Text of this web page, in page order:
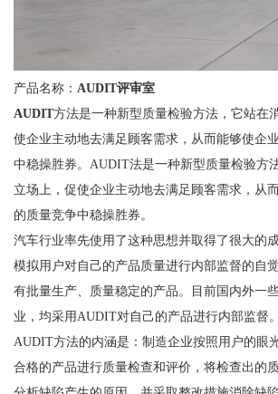
产品名称： AUDIT评审室
AUDIT方法是一种新型质量检验方法，它站在
使企业主动地去满足顾客需求，从而能够使企
中稳操胜券。AUDIT法是一种新型质量检验方
立场上，促使企业主动地去满足顾客需求，从
的质量竞争中稳操胜券。
汽车行业率先使用了这种思想并取得了很大的
模拟用户对自己的产品质量进行内部监督的自
有批量生产、质量稳定的产品。目前国内外一
业，均采用AUDIT对自己的产品进行内部监督。
AUDIT方法的内涵是：制造企业按照用户的眼
合格的产品进行质量检查和评价，将检查出的